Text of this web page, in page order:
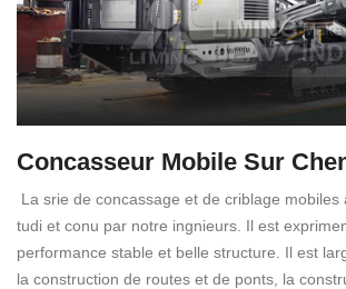
Concasseur Mobile Sur
La srie de concassage et de criblage mobiles
tudi et conu par notre ingnieurs. Il est
performance stable et belle structure. Il est
la construction de routes et de ponts, la